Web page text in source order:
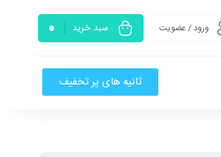
ورود / عضویت سبد خرید 0
ثانیه های پر تخفیف